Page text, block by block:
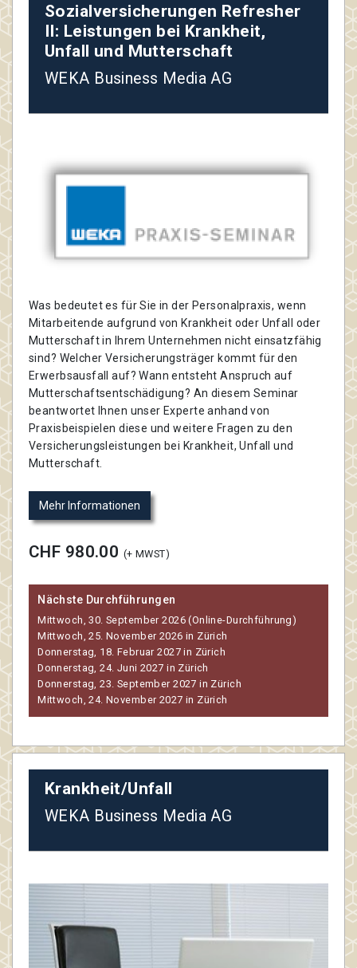
Sozialversicherungen Refresher
II: Leistungen bei Krankheit,
Unfall und Mutterschaft
WEKA Business Media AG
Was bedeutet es für Sie in der Personalpraxis, wenn
Mitarbeitende aufgrund von Krankheit oder Unfall oder
Mutterschaft in Ihrem Unternehmen nicht einsatzfähig
sind? Welcher Versicherungsträger kommt für den
Erwerbsausfall auf? Wann entsteht Anspruch auf
Mutterschaftsentschädigung? An diesem Seminar
beantwortet Ihnen unser Experte anhand von
Praxisbeispielen diese und weitere Fragen zu den
Versicherungsleistungen bei Krankheit, Unfall und
Mutterschaft.
Mehr Informationen
CHF 980.00 (+ MWST)
Nächste Durchführungen
Mittwoch, 30. September 2026 (Online-Durchführung)
Mittwoch, 25. November 2026 in Zürich
Donnerstag, 18. Februar 2027 in Zürich
Donnerstag, 24. Juni 2027 in Zürich
Donnerstag, 23. September 2027 in Zürich
Mittwoch, 24. November 2027 in Zürich
Krankheit/Unfall
WEKA Business Media AG